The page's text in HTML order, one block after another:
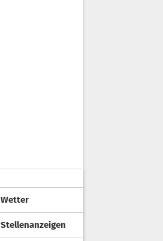
Wetter
Stellenanzeigen